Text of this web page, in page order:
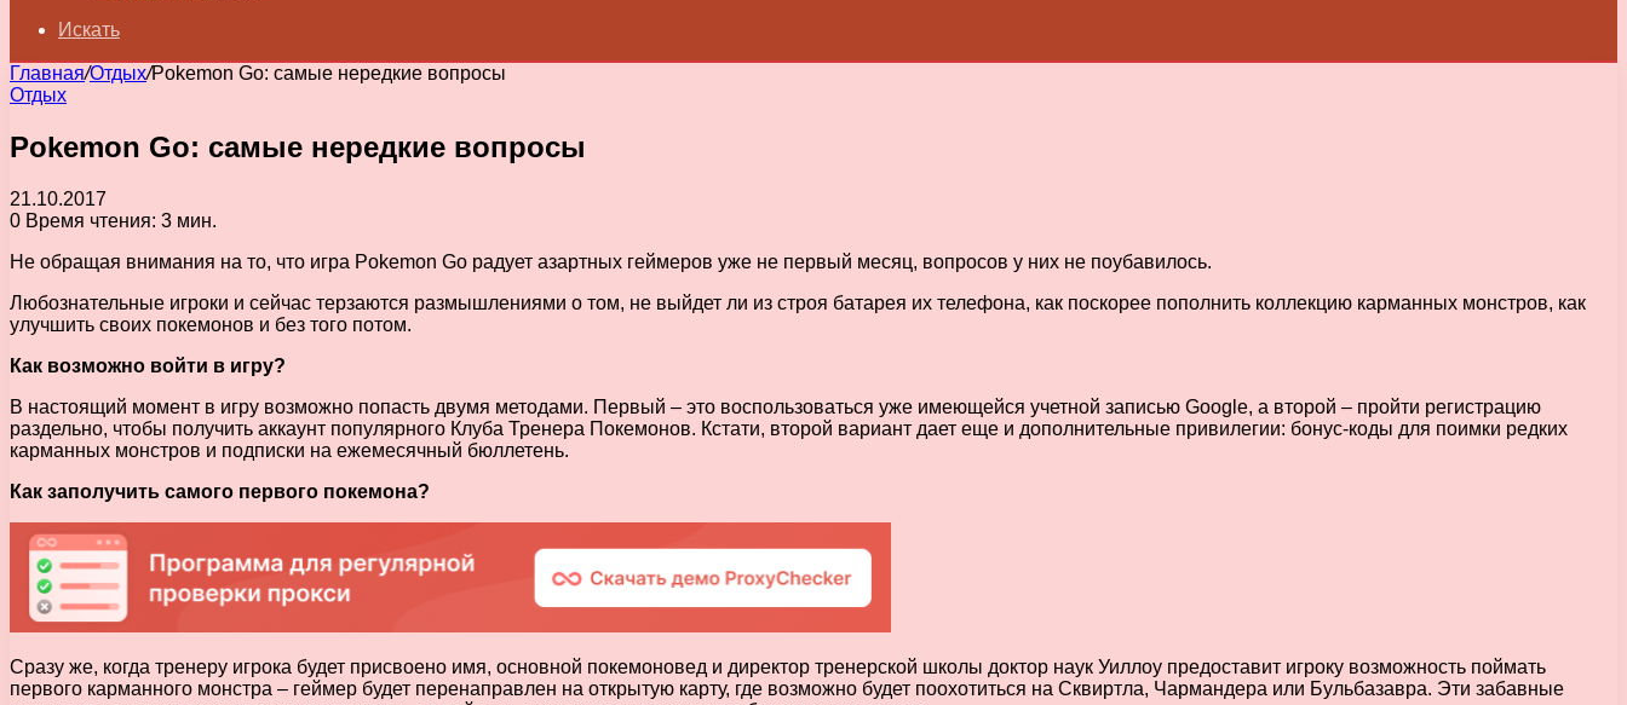
Искать
Главная/Отдых/Pokemon Go: самые нередкие вопросы
Отдых
Pokemon Go: самые нередкие вопросы
21.10.2017
0 Время чтения: 3 мин.
Не обращая внимания на то, что игра Pokemon Go радует азартных геймеров уже не первый месяц, вопросов у них не поубавилось.
Любознательные игроки и сейчас терзаются размышлениями о том, не выйдет ли из строя батарея их телефона, как поскорее пополнить коллекцию карманных монстров, как
улучшить своих покемонов и без того потом.
Как возможно войти в игру?
В настоящий момент в игру возможно попасть двумя методами. Первый – это воспользоваться уже имеющейся учетной записью Google, а второй – пройти регистрацию
раздельно, чтобы получить аккаунт популярного Клуба Тренера Покемонов. Кстати, второй вариант дает еще и дополнительные привилегии: бонус-коды для поимки редких
карманных монстров и подписки на ежемесячный бюллетень.
Как заполучить самого первого покемона?
Сразу же, когда тренеру игрока будет присвоено имя, основной покемоновед и директор тренерской школы доктор наук Уиллоу предоставит игроку возможность поймать
первого карманного монстра – геймер будет перенаправлен на открытую карту, где возможно будет поохотиться на Сквиртла, Чармандера или Бульбазавра. Эти забавные